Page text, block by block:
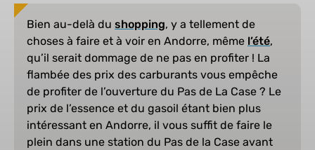
Bien au-delà du shopping, y a tellement de
choses à faire et à voir en Andorre, même l’été,
qu’il serait dommage de ne pas en profiter ! La
flambée des prix des carburants vous empêche
de profiter de l’ouverture du Pas de La Case ? Le
prix de l’essence et du gasoil étant bien plus
intéressant en Andorre, il vous suffit de faire le
plein dans une station du Pas de la Case avant